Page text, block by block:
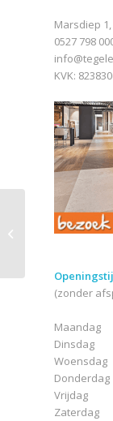
Marsdiep 1,
0527 798
KVK:
(zonder
Maandag
Dinsdag
Woensdag
Donderdag
Vrijdag
Zaterdag
Sant Agostino